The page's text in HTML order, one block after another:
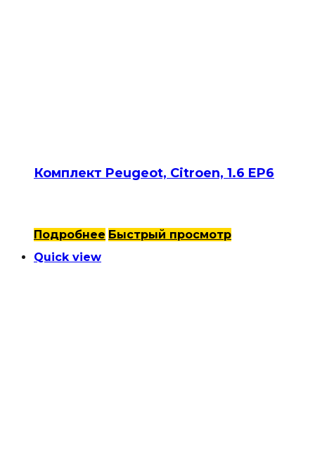
Комплект Peugeot, Citroen, 1.6 EP6
Подробнее Быстрый просмотр
Quick view